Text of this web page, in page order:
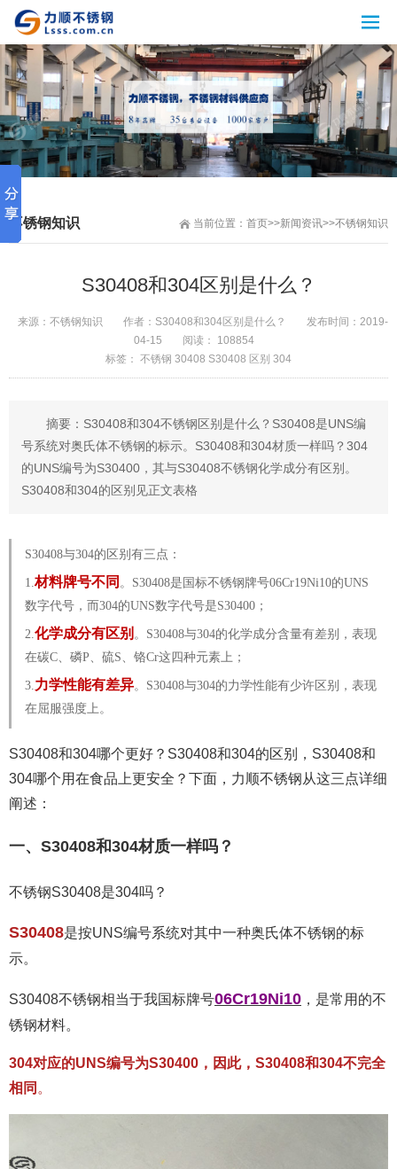
当前位置： 首页>>新闻资讯>>不锈钢知识
不锈钢知识
S30408和304区别是什么？
来源： 不锈钢知识 作者： S30408和304区别是什么？ 发布时间： 2019-
04-15
阅读： 108854
标签： 不锈钢 30408 S30408 区别 304
摘要：S30408和304不锈钢区别是什么？S30408是UNS编
号系统对奥氏体不锈钢的标示。S30408和304材质一样吗？304
的UNS编号为S30400，其与S30408不锈钢化学成分有区别。
S30408和304的区别见正文表格
S30408与304的区别有三点：
1.材料牌号不同 。S30408是国标不锈钢牌号06Cr19Ni10的UNS
数字代号，而304的UNS数字代号是S30400；
2.化学成分有区别 。S30408与304的化学成分含量有差别，表现
在碳C、磷P、硫S、铬Cr这四种元素上；
3.力学性能有差异。S30408与304的力学性能有少许区别，表现
在屈服强度上。
S30408和304哪个更好？S30408和304的区别，S30408和
304哪个用在食品上更安全？下面，力顺不锈钢从这三点详细
阐述：
一、S30408和304材质一样吗？
不锈钢S30408是304吗？
S30408是按UNS编号系统对其中一种奥氏体不锈钢的标
示。
S30408不锈钢相当于我国标牌号06Cr19Ni10 ，是常用的不
锈钢材料。
304对应的UNS编号为S30400，因此，S30408和304不完全
相同 。